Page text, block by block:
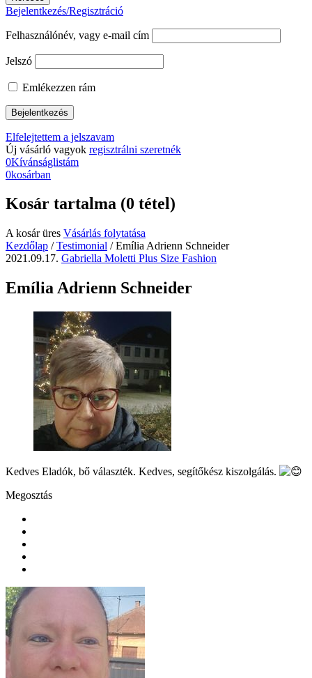
Bejelentkezés/Regisztráció
Felhasználónév, vagy e-mail cím
Jelszó
Emlékezzen rám
Elfelejtettem a jelszavam
Új vásárló vagyok regisztrálni szeretnék
0Kívánságlistám
0kosárban
Kosár tartalma (0 tétel)
A kosár üres Vásárlás folytatása
Kezdőlap / Testimonial / Emília Adrienn Schneider
2021.09.17. Gabriella Moletti Plus Size Fashion
Emília Adrienn Schneider
Kedves Eladók, bő választék. Kedves, segítőkész kiszolgálás.
Megosztás